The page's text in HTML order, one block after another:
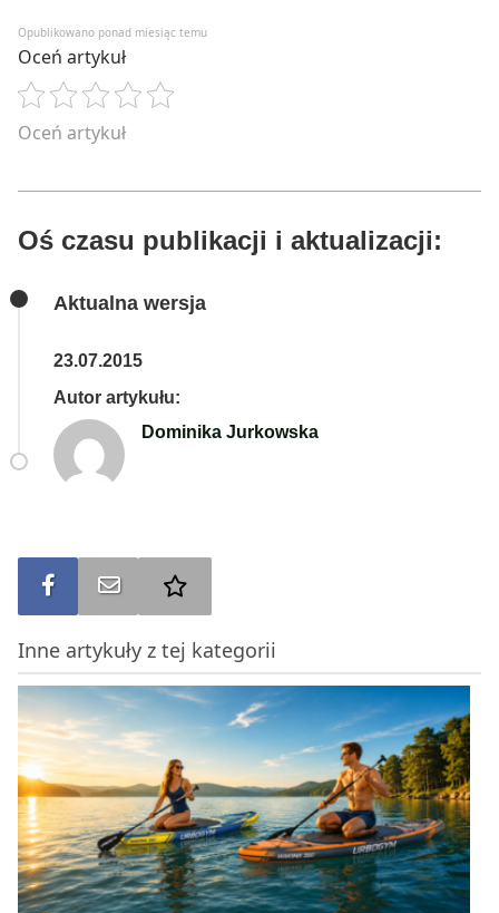
Opublikowano ponad miesiąc temu
Oceń artykuł
Oceń artykuł
Oś czasu publikacji i aktualizacji:
Aktualna wersja
23.07.2015
Autor artykułu:
Dominika Jurkowska
Udostępnij na FBWyślij na e-mail
Inne artykuły z tej kategorii